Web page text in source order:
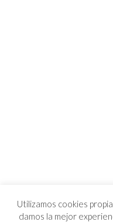
Utilizamos cookies
damos la mejor